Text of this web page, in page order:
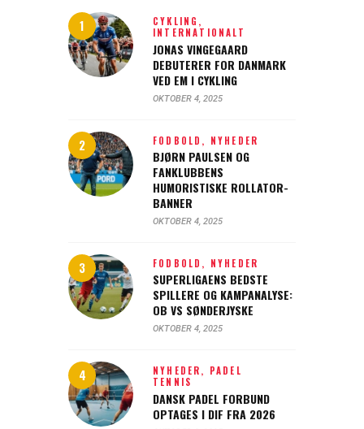
CYKLING,
INTERNATIONALT
JONAS VINGEGAARD
DEBUTERER FOR DANMARK
VED EM I CYKLING
OKTOBER 4, 2025
FODBOLD, NYHEDER
BJØRN PAULSEN OG
FANKLUBBENS
HUMORISTISKE ROLLATOR-
BANNER
OKTOBER 4, 2025
FODBOLD, NYHEDER
SUPERLIGAENS BEDSTE
SPILLERE OG KAMPANALYSE:
OB VS SØNDERJYSKE
OKTOBER 4, 2025
NYHEDER, PADEL
TENNIS
DANSK PADEL FORBUND
OPTAGES I DIF FRA 2026